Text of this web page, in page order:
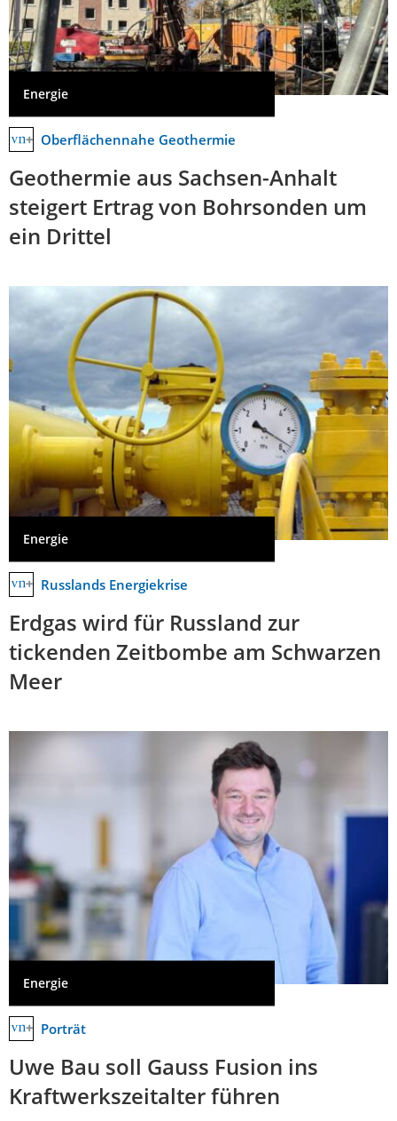
Energie
Oberflächennahe Geothermie
Geothermie aus Sachsen-Anhalt
steigert Ertrag von Bohrsonden um
ein Drittel
Energie
Russlands Energiekrise
Erdgas wird für Russland zur
tickenden Zeitbombe am Schwarzen
Meer
Energie
Porträt
Uwe Bau soll Gauss Fusion ins
Kraftwerkszeitalter führen